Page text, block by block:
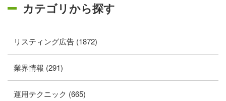
カテゴリから探す
リスティング広告 (1872)
業界情報 (291)
運用テクニック (665)